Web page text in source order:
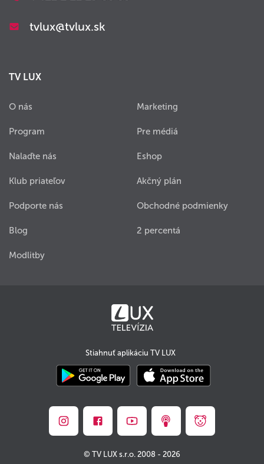
tvlux@tvlux.sk
TV LUX
O nás
Program
Nalaďte nás
Klub priateľov
Podporte nás
Blog
Modlitby
Marketing
Pre médiá
Eshop
Akčný plán
Obchodné podmienky
2 percentá
Stiahnuť aplikáciu TV LUX
© TV LUX s.r.o. 2008 - 2026